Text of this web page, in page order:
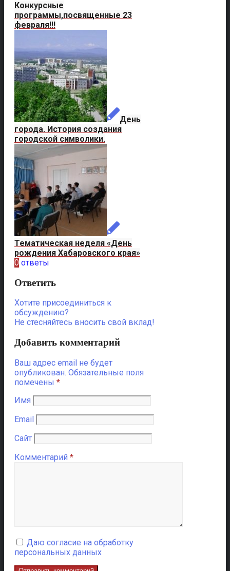
Конкурсные
программы,посвященные 23
февраля!!!
День
города. История создания
городской символики.
Тематическая неделя «День
рождения Хабаровского края»
0 ответы
Ответить
Хотите присоединиться к
обсуждению?
Не стесняйтесь вносить свой вклад!
Добавить комментарий
Ваш адрес email не будет
опубликован. Обязательные поля
помечены *
Имя
Email
Сайт
Комментарий *
Даю согласие на обработку
персональных данных